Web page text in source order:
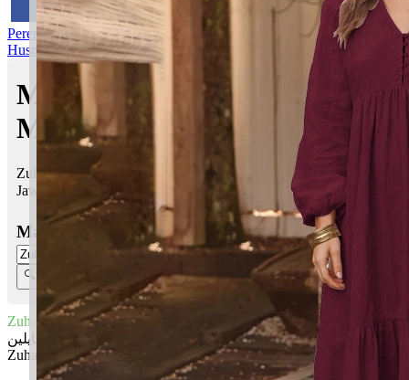
Perempuan Nama Pilihan Nama Gabungan Nama Rasul
Asma’ul
Husna Mom's Club
Maksud nama Zuhailin |
Maksud Nama dalam Islam
Zuhailin bermaksud Yang tenang
Jawi:
Masukkan Nama:
Zuhailin
زوهايلين
Zuhailin: Yang tenang